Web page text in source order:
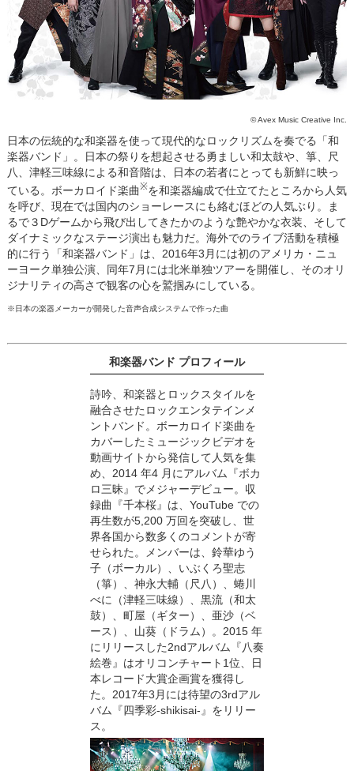
© Avex Music Creative Inc.
日本の伝統的な和楽器を使って現代的なロックリズムを奏でる「和
楽器バンド」。日本の祭りを想起させる勇ましい和太鼓や、箏、尺
八、津軽三味線による和音階は、日本の若者にとっても新鮮に映っ
ている。ボーカロイド楽曲※を和楽器編成で仕立てたところから人気
を呼び、現在では国内のショーレースにも絡むほどの人気ぶり。ま
るで３Dゲームから飛び出してきたかのような艶やかな衣装、そして
ダイナミックなステージ演出も魅力だ。海外でのライブ活動を積極
的に行う「和楽器バンド」は、2016年3月には初のアメリカ・ニュ
ーヨーク単独公演、同年7月には北米単独ツアーを開催し、そのオリ
ジナリティの高さで観客の心を鷲掴みにしている。
※日本の楽器メーカーが開発した音声合成システムで作った曲
和楽器バンド プロフィール
詩吟、和楽器とロックスタイルを
融合させたロックエンタテインメ
ントバンド。ボーカロイド楽曲を
カバーしたミュージックビデオを
動画サイトから発信して人気を集
め、2014 年4 月にアルバム『ボカ
ロ三昧』でメジャーデビュー。収
録曲『千本桜』は、YouTube での
再生数が5,200 万回を突破し、世
界各国から数多くのコメントが寄
せられた。メンバーは、鈴華ゆう
子（ボーカル）、いぶくろ聖志
（箏）、神永大輔（尺八）、蜷川
べに（津軽三味線）、黒流（和太
鼓）、町屋（ギター）、亜沙（ベ
ース）、山葵（ドラム）。2015 年
にリリースした2ndアルバム『八奏
絵巻』はオリコンチャート1位、日
本レコード大賞企画賞を獲得し
た。2017年3月には待望の3rdアル
バム『四季彩-shikisai-』をリリー
ス。